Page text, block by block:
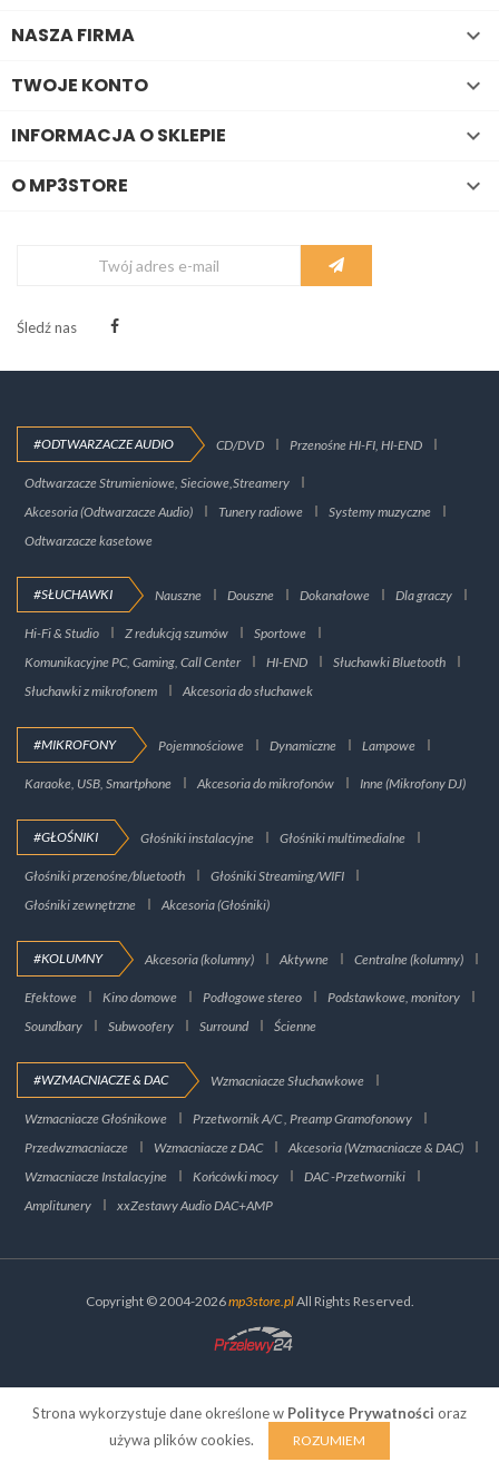
NASZA FIRMA 
TWOJE KONTO 
INFORMACJA O SKLEPIE 
O MP3STORE 
Śledź nas
#ODTWARZACZE AUDIO CD/DVD Przenośne HI-FI, HI-END
Odtwarzacze Strumieniowe, Sieciowe,Streamery
Akcesoria (Odtwarzacze Audio)
Tunery radiowe
Systemy muzyczne
Odtwarzacze kasetowe
#SŁUCHAWKI Nauszne Douszne Dokanałowe Dla graczy
Hi-Fi & Studio Z redukcją szumów
Sportowe
Komunikacyjne PC, Gaming, Call Center
HI-END
Słuchawki Bluetooth
Słuchawki z mikrofonem
Akcesoria do słuchawek
#MIKROFONY Pojemnościowe Dynamiczne Lampowe
Karaoke, USB, Smartphone Akcesoria do mikrofonów Inne (Mikrofony DJ)
#GŁOŚNIKI Głośniki instalacyjne Głośniki multimedialne
Głośniki przenośne/bluetooth
Głośniki Streaming/WIFI
Głośniki zewnętrzne
Akcesoria (Głośniki)
#KOLUMNY Akcesoria (kolumny) Aktywne Centralne (kolumny)
Efektowe Kino domowe Podłogowe stereo
Podstawkowe, monitory
Soundbary
Subwoofery Surround Ścienne
#WZMACNIACZE & DAC Wzmacniacze Słuchawkowe
Wzmacniacze Głośnikowe
Przetwornik A/C , Preamp Gramofonowy
Przedwzmacniacze
Wzmacniacze z DAC
Akcesoria (Wzmacniacze & DAC)
Wzmacniacze Instalacyjne
Końcówki mocy
DAC -Przetworniki
Amplitunery
xxZestawy Audio DAC+AMP
Copyright © 2004-2026mp3store.plAll Rights Reserved.
Strona wykorzystuje dane określone w Polityce Prywatności oraz
używa plików cookies.
ROZUMIEM